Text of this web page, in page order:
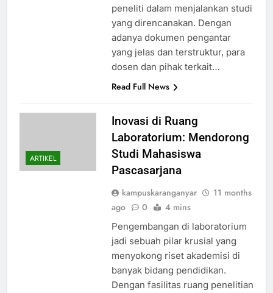
peneliti dalam menjalankan studi
yang direncanakan. Dengan
adanya dokumen pengantar
yang jelas dan terstruktur, para
dosen dan pihak terkait…
Read Full News
ARTIKEL
Inovasi di Ruang
Laboratorium: Mendorong
Studi Mahasiswa
Pascasarjana
kampuskaranganyar
11 months
ago
0 4 mins
Pengembangan di laboratorium
jadi sebuah pilar krusial yang
menyokong riset akademisi di
banyak bidang pendidikan.
Dengan fasilitas ruang penelitian